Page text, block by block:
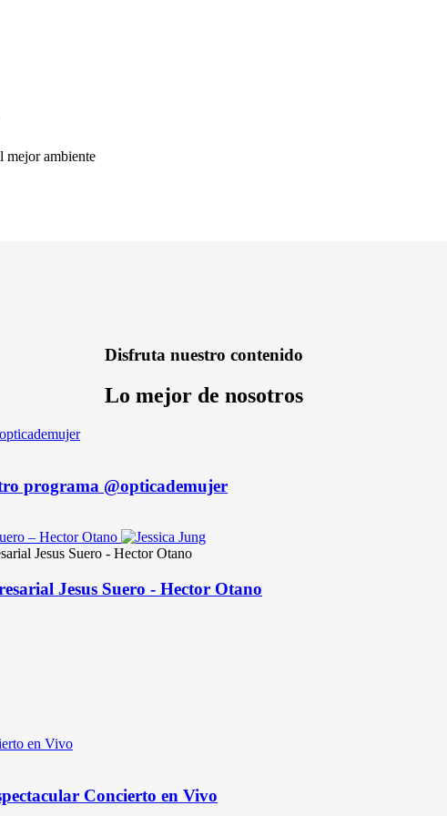
mejor ambiente
Disfruta nuestro contenido
Lo mejor de nosotros
programa @opticademujer
Jesus Suero - Hector Otano
Jesus Suero - Hector Otano
Concierto en Vivo